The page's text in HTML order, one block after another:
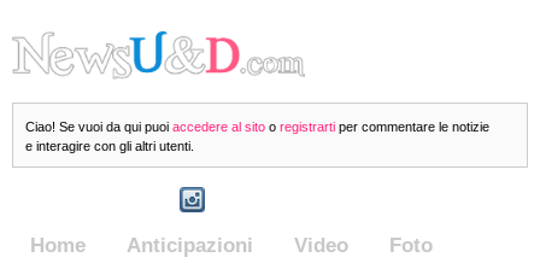
Ciao! Se vuoi da qui puoi accedere al sito o registrarti per commentare le notizie
e interagire con gli altri utenti.
Home Anticipazioni Video
Foto